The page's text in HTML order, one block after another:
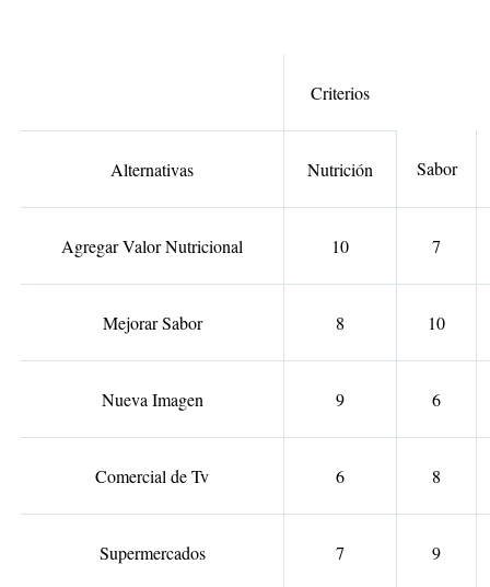
Criterios
Alternativas Nutrición Sabor
Agregar Valor Nutricional 10 7
Mejorar Sabor 8 10
Nueva Imagen 9 6
Comercial de Tv 6 8
Supermercados 7 9